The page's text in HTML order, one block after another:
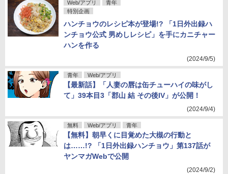
Web/アプリ
青年
特別企画
ハンチョウのレシピ本が登場!? 「1日外出録ハ
ンチョウ公式 男めしレシピ」を手にカニチャー
ハンを作る
(2024/9/5)
青年 Web/アプリ
【最新話】「人妻の唇は缶チューハイの味がし
て」39本目3「郡山 結 その後IV」が公開！
(2024/9/4)
無料 Web/アプリ 青年
【無料】朝早くに目覚めた大槻の行動と
は……!? 「1日外出録ハンチョウ」第137話が
ヤンマガWebで公開
(2024/9/2)